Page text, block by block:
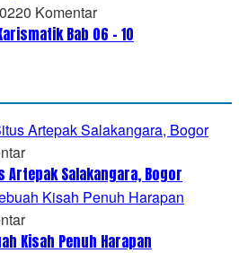
0 Komentar
Bab 06 – 10
Artepak Salakangara, Bogor
Kisah Penuh Harapan